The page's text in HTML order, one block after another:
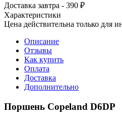
Доставка завтра - 390 ₽
Характеристики
Цена действительна только для
Описание
Отзывы
Как купить
Оплата
Доставка
Дополнительно
Поршень Copeland D6DP